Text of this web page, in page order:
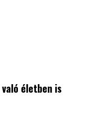
életben is